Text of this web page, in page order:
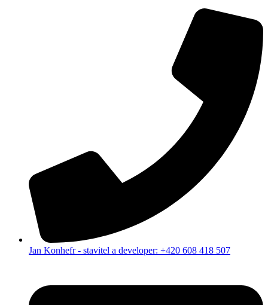
Jan Konhefr - stavitel a developer: +420 608 418 507